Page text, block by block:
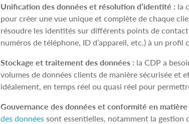
Unification des données et résolution d’identité : la
pour créer une vue unique et complète de chaque
résoudre les identités sur différents points de
numéros de téléphone, ID d’appareil, etc.) à un profil
Stockage et traitement des données : la CDP a
volumes de données clients de manière sécurisée et
idéalement, en temps réel ou quasi réel pour
Gouvernance des données et conformité en
des données sont essentielles, notamment la gestion